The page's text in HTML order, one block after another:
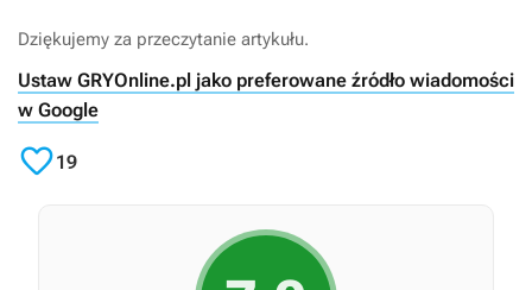
Dziękujemy za przeczytanie artykułu.
Ustaw GRYOnline.pl jako preferowane źródło wiadomości
w Google
19